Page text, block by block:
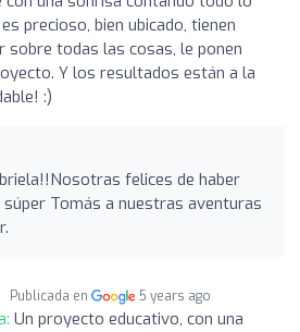
precioso, bien ubicado, tienen
sobre todas las cosas, le ponen
Y los resultados están a la
:)
felices de haber
Tomás a nuestras aventuras
Publicada en 5 years ago
Un proyecto educativo, con una